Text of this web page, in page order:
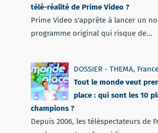
télé-réalité de Prime Video ?
Prime Video s'apprête à lancer un
programme original qui risque de...
DOSSIER - THEMA,
Tout le monde veut
place : qui sont les 10
champions ?
Depuis 2006, les téléspectateurs de